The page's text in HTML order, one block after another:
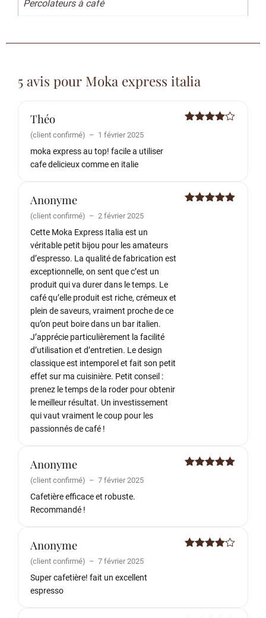
Percolateurs à café
5 avis pour Moka express italia
Théo
(client confirmé) – 1 février 2025
moka express au top! facile a utiliser
cafe delicieux comme en italie
Anonyme
(client confirmé) – 2 février 2025
Cette Moka Express Italia est un
véritable petit bijou pour les amateurs
d’espresso. La qualité de fabrication est
exceptionnelle, on sent que c’est un
produit qui va durer dans le temps. Le
café qu’elle produit est riche, crémeux et
plein de saveurs, vraiment proche de ce
qu’on peut boire dans un bar italien.
J’apprécie particulièrement la facilité
d’utilisation et d’entretien. Le design
classique est intemporel et fait son petit
effet sur ma cuisinière. Petit conseil :
prenez le temps de la roder pour obtenir
le meilleur résultat. Un investissement
qui vaut vraiment le coup pour les
passionnés de café !
Anonyme
(client confirmé) – 7 février 2025
Cafetière efficace et robuste.
Recommandé !
Anonyme
(client confirmé) – 7 février 2025
Super cafetière! fait un excellent
espresso